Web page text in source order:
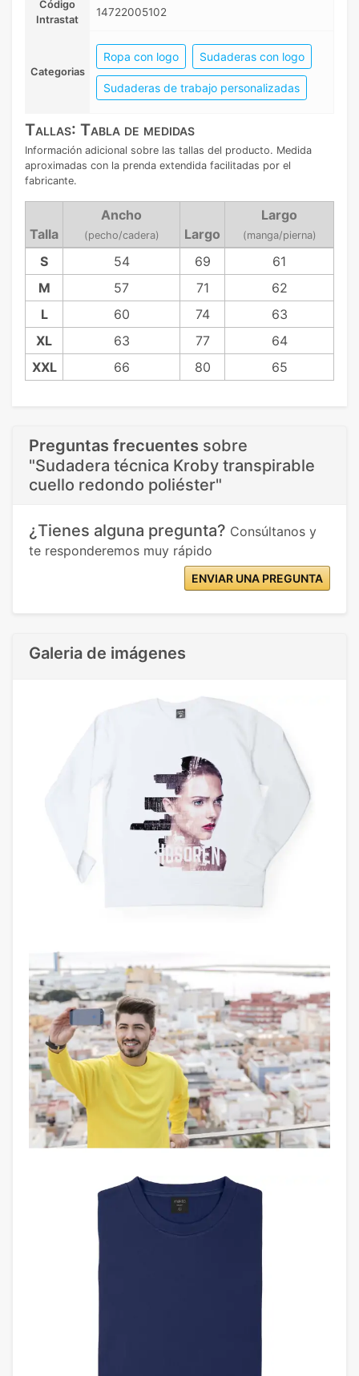
Código
Intrastat
14722005102
Categorias
Ropa con logo Sudaderas con logo
Sudaderas de trabajo personalizadas
Tallas: Tabla de medidas
Información adicional sobre las tallas del producto. Medida
aproximadas con la prenda extendida facilitadas por el
fabricante.
Talla
Ancho
(pecho/cadera) Largo
Largo
(manga/pierna)
S 54 69
61
M
57 71
62
L
60 74
63
XL
63 77
64
XXL
66 80 65
Preguntas frecuentes sobre
"Sudadera técnica Kroby transpirable
cuello redondo poliéster"
¿Tienes alguna pregunta? Consúltanos y
te responderemos muy rápido
ENVIAR UNA PREGUNTA
Galeria de imágenes